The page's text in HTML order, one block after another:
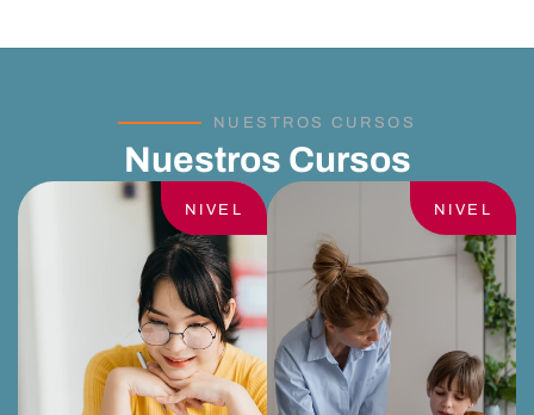
NUESTROS CURSOS
Nuestros Cursos
NIVEL NIVEL